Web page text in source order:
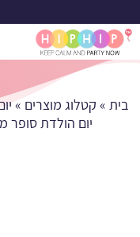
כוסות
בית » קטלוג מוצרים »
יום הולדת סופר